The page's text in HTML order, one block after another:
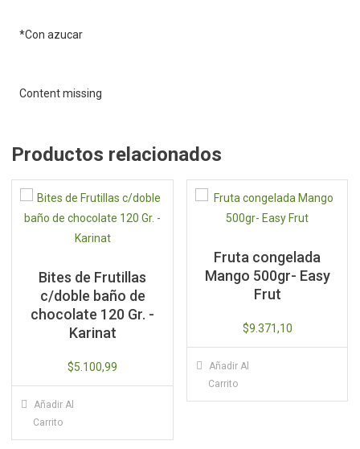
*Con azucar
Content missing
Productos relacionados
Bites de Frutillas
c/doble baño de
chocolate 120 Gr. -
Karinat
$5.100,99
Añadir Al
Carrito
Fruta congelada
Mango 500gr- Easy
Frut
$9.371,10
Añadir Al
Carrito